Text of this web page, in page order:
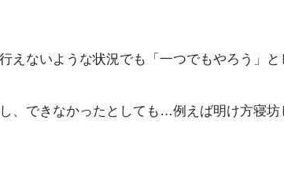
ないような状況でも「一つでもやろう」
、できなかったとしても…例えば明け方寝